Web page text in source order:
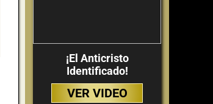
¡El Anticristo
Identificado!
VER VIDEO